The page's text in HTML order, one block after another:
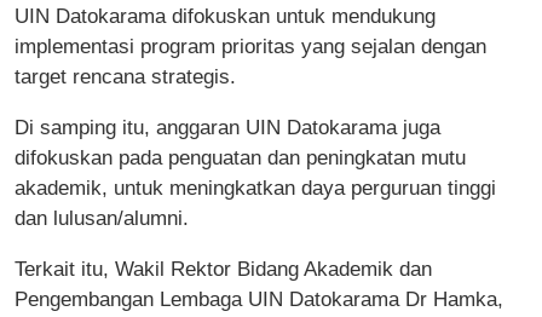
UIN Datokarama difokuskan untuk mendukung
implementasi program prioritas yang sejalan dengan
target rencana strategis.
Di samping itu, anggaran UIN Datokarama juga
difokuskan pada penguatan dan peningkatan mutu
akademik, untuk meningkatkan daya perguruan tinggi
dan lulusan/alumni.
Terkait itu, Wakil Rektor Bidang Akademik dan
Pengembangan Lembaga UIN Datokarama Dr Hamka,